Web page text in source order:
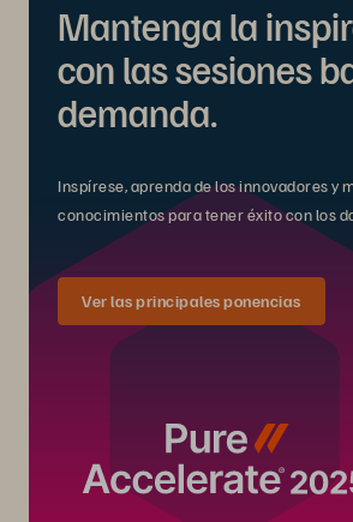
Mantenga la
con las sesiones
demanda.
Inspírese, aprenda de los innovadores y
conocimientos para tener éxito con los
Ver las principales ponencias